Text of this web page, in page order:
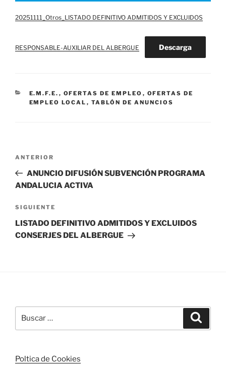
20251111_Otros_LISTADO DEFINITIVO ADMITIDOS Y EXCLUIDOS
RESPONSABLE-AUXILIAR DEL ALBERGUE Descarga
CATEGORÍAS
E.M.F.E. , OFERTAS DE EMPLEO , OFERTAS DE
EMPLEO LOCAL , TABLÓN DE ANUNCIOS
entradas
Entrada
anterior:
ANTERIOR
ANUNCIO DIFUSIÓN SUBVENCIÓN PROGRAMA
ANDALUCIA ACTIVA
Siguiente
entrada
SIGUIENTE
LISTADO DEFINITIVO ADMITIDOS Y EXCLUIDOS
CONSERJES DEL ALBERGUE
por:
Poltica de Cookies